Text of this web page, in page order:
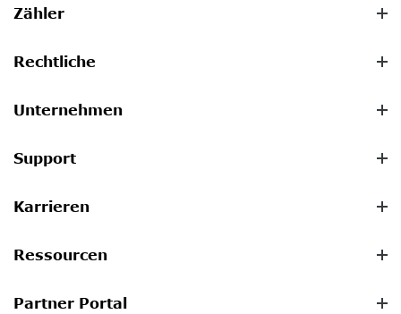
Zähler
Rechtliche
Unternehmen
Support
Karrieren
Ressourcen
Partner Portal